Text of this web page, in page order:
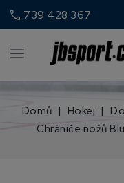
call 739 428 367
Domů Hokej
Chrániče nožů